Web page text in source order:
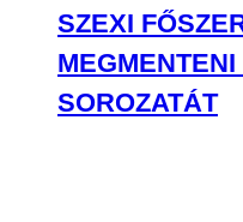
SZEXI
SOROZATÁT